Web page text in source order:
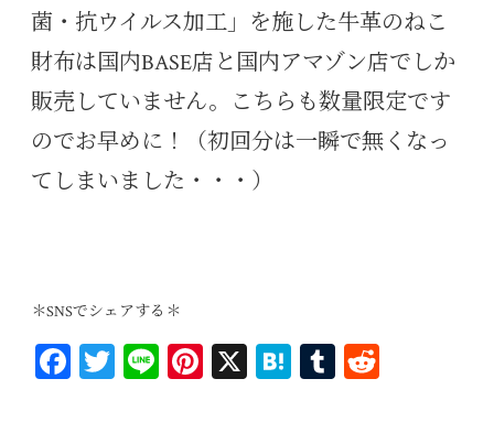
菌・抗ウイルス加工」を施した牛革のねこ
財布は国内BASE店と国内アマゾン店でしか
販売していません。こちらも数量限定です
のでお早めに！（初回分は一瞬で無くなっ
てしまいました・・・）
＊SNSでシェアする＊
Fa T Li Pi X H T